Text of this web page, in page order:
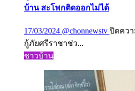
บ้าน สะโพกติดออกไม่ได้
17/03/2024 @chonnewstv ปิดคว
กู้ภัยศรีราชาช่ว...
ชาวบ้าน